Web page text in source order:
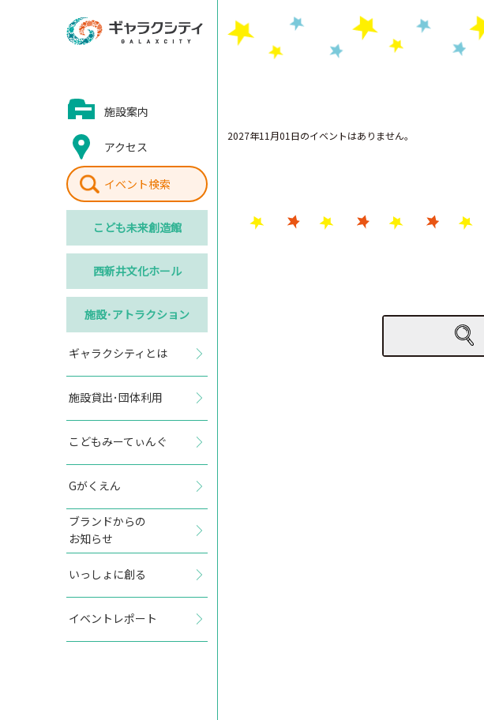
施設案内
アクセス
イベント検索
こども未来創造館
西新井文化ホール
施設･アトラクション
ギャラクシティとは
施設貸出･団体利用
こどもみーてぃんぐ
Gがくえん
ブランドからの
お知らせ
いっしょに創る
イベントレポート
2027年11月01日のイベントはありません。
2027年11月
月 火 水 木
1
2 3 4
8 9 10 11